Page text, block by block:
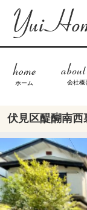
ホーム 会社概
伏見区醍醐南